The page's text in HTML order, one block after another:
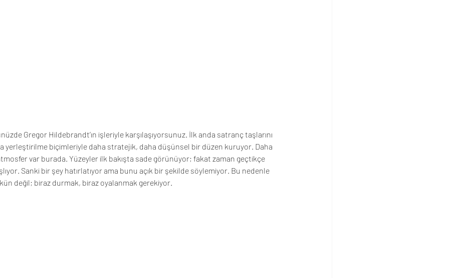
Gregor Hildebrandt’ın işleriyle karşılaşıyorsunuz. İlk anda satranç taşlarını
yerleştirilme biçimleriyle daha stratejik, daha düşünsel bir düzen kuruyor. Daha
var burada. Yüzeyler ilk bakışta sade görünüyor; fakat zaman geçtikçe
Sanki bir şey hatırlatıyor ama bunu açık bir şekilde söylemiyor. Bu nedenle
değil; biraz durmak, biraz oyalanmak gerekiyor.